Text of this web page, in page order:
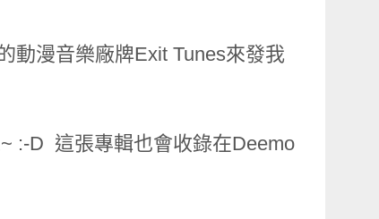
動漫音樂廠牌Exit Tunes來發我
:-D 這張專輯也會收錄在Deemo